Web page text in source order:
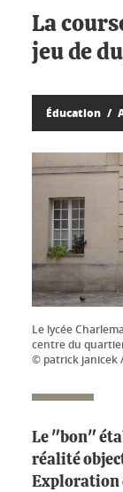
La
jeu de
Éducation
Le lycée
centre du
© patrick janicek /
Le "bon"
réalité
Exploration